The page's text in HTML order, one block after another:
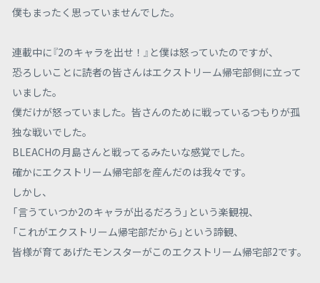
僕もまったく思っていませんでした。
連載中に『2のキャラを出せ！』と僕は怒っていたのですが、
恐ろしいことに読者の皆さんはエクストリーム帰宅部側に立って
いました。
僕だけが怒っていました。皆さんのために戦っているつもりが孤
独な戦いでした。
BLEACHの月島さんと戦ってるみたいな感覚でした。
確かにエクストリーム帰宅部を産んだのは我々です。
しかし、
「言うていつか2のキャラが出るだろう」という楽観視、
「これがエクストリーム帰宅部だから」という諦観、
皆様が育てあげたモンスターがこのエクストリーム帰宅部2です。